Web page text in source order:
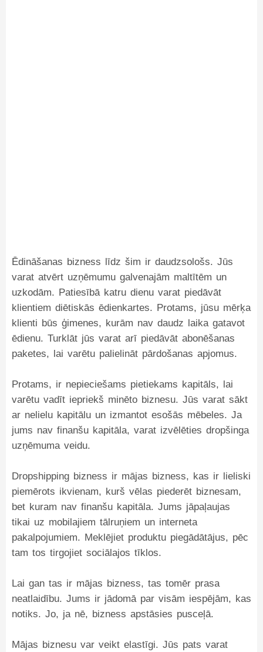
Ēdināšanas bizness līdz šim ir daudzsološs. Jūs
varat atvērt uzņēmumu galvenajām maltītēm un
uzkodām. Patiesībā katru dienu varat piedāvāt
klientiem diētiskās ēdienkartes. Protams, jūsu mērķa
klienti būs ģimenes, kurām nav daudz laika gatavot
ēdienu. Turklāt jūs varat arī piedāvāt abonēšanas
paketes, lai varētu palielināt pārdošanas apjomus.
Protams, ir nepieciešams pietiekams kapitāls, lai
varētu vadīt iepriekš minēto biznesu. Jūs varat sākt
ar nelielu kapitālu un izmantot esošās mēbeles. Ja
jums nav finanšu kapitāla, varat izvēlēties dropšinga
uzņēmuma veidu.
Dropshipping bizness ir mājas bizness, kas ir lieliski
piemērots ikvienam, kurš vēlas piederēt biznesam,
bet kuram nav finanšu kapitāla. Jums jāpaļaujas
tikai uz mobilajiem tālruņiem un interneta
pakalpojumiem. Meklējiet produktu piegādātājus, pēc
tam tos tirgojiet sociālajos tīklos.
Lai gan tas ir mājas bizness, tas tomēr prasa
neatlaidību. Jums ir jādomā par visām iespējām, kas
notiks. Jo, ja nē, bizness apstāsies pusceļā.
Mājas biznesu var veikt elastīgi. Jūs pats varat